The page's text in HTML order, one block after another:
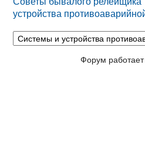
устройства
Форум